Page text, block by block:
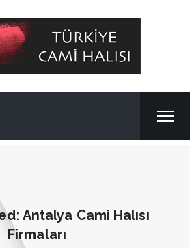
Antalya Cami Halısı
Firmaları